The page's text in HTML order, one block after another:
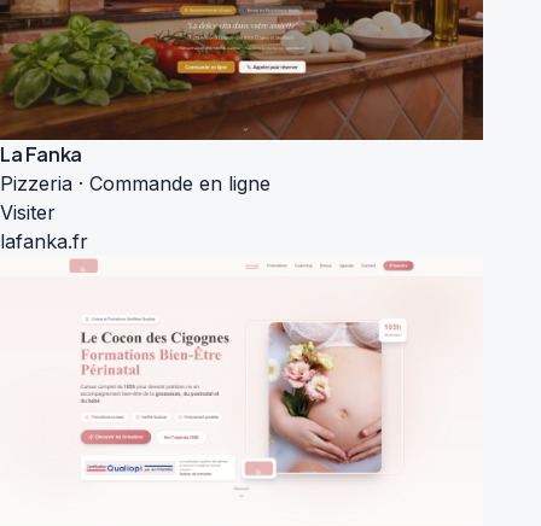
La Fanka
Pizzeria · Commande en ligne
Visiter
lafanka.fr